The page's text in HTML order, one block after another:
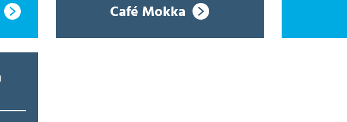
Café Mokka